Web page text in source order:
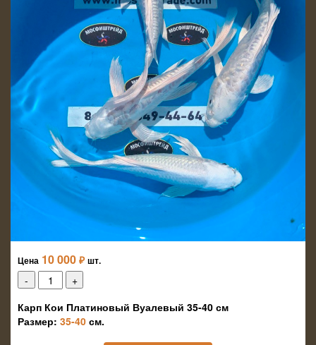
Цена 10 000 ₽ шт.
Карп Кои Платиновый Вуалевый 35-40 см
Размер: 35-40 см.